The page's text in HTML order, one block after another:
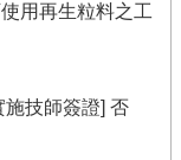
用再生粒料之工
施技師簽證] 否